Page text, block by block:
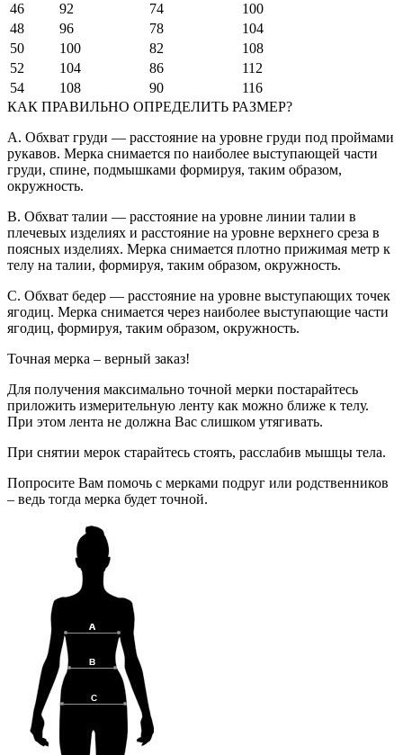
46
92 74
100
48
96 78
104
50
100 82
108
52
104 86
112
54
108 90
116
КАК ПРАВИЛЬНО ОПРЕДЕЛИТЬ РАЗМЕР?
A. Обхват груди — расстояние на уровне груди под проймами
рукавов. Мерка снимается по наиболее выступающей части
груди, спине, подмышками формируя, таким образом,
окружность.
B. Обхват талии — расстояние на уровне линии талии в
плечевых изделиях и расстояние на уровне верхнего среза в
поясных изделиях. Мерка снимается плотно прижимая метр к
телу на талии, формируя, таким образом, окружность.
C. Обхват бедер — расстояние на уровне выступающих точек
ягодиц. Мерка снимается через наиболее выступающие части
ягодиц, формируя, таким образом, окружность.
Точная мерка – верный заказ!
Для получения максимально точной мерки постарайтесь
приложить измерительную ленту как можно ближе к телу.
При этом лента не должна Вас слишком утягивать.
При снятии мерок старайтесь стоять, расслабив мышцы тела.
Попросите Вам помочь с мерками подруг или родственников
– ведь тогда мерка будет точной.